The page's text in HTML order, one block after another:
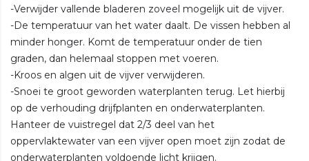
-Verwijder vallende bladeren zoveel mogelijk uit de vijver.
-De temperatuur van het water daalt. De vissen hebben al
minder honger. Komt de temperatuur onder de tien
graden, dan helemaal stoppen met voeren.
-Kroos en algen uit de vijver verwijderen.
-Snoei te groot geworden waterplanten terug. Let hierbij
op de verhouding drijfplanten en onderwaterplanten.
Hanteer de vuistregel dat 2/3 deel van het
oppervlaktewater van een vijver open moet zijn zodat de
onderwaterplanten voldoende licht krijgen.